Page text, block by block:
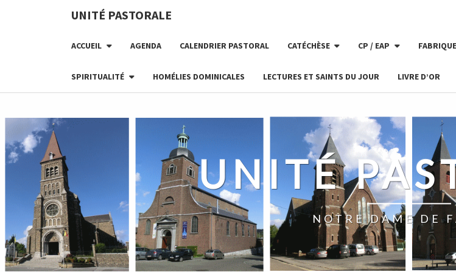
UNITÉ PASTORALE
ACCUEIL AGENDA CALENDRIER PASTORAL CATÉCHÈSE CP / EAP
SPIRITUALITÉ HOMÉLIES DOMINICALES LECTURES ET SAINTS DU JOUR LIVRE D’OR
UNITÉ
NOTRE DAME DE